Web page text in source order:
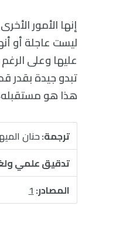
إنها الأمور
ليست عاجلة أو
عليها وعلى
تبدو جيدة بقدر
هذا هو
ترجمة:حنان
تدقيق علمي
المصادر:1